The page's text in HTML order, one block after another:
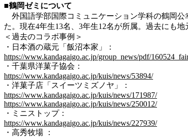
■鶴岡ゼミについて
外国語学部国際コミュニケーション学科の鶴岡公
た。現在4年生13名、3年生12名が所属。過去にも
＜過去のコラボ事例＞
・日本酒の蔵元「飯沼本家」：
https://www.kandagaigo.ac.jp/group_news/pdf/
・千葉県洋菓子協会：
https://www.kandagaigo.ac.jp/kuis/news/53894/
・洋菓子店「スイーツミズノヤ」：
https://www.kandagaigo.ac.jp/kuis/news/171987/
https://www.kandagaigo.ac.jp/kuis/news/250012/
・ミニストップ：
https://www.kandagaigo.ac.jp/kuis/news/227939/
・高秀牧場 ：